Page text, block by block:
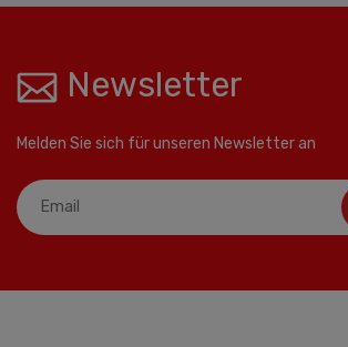
Newsletter
Melden Sie sich für unseren Newsletter an